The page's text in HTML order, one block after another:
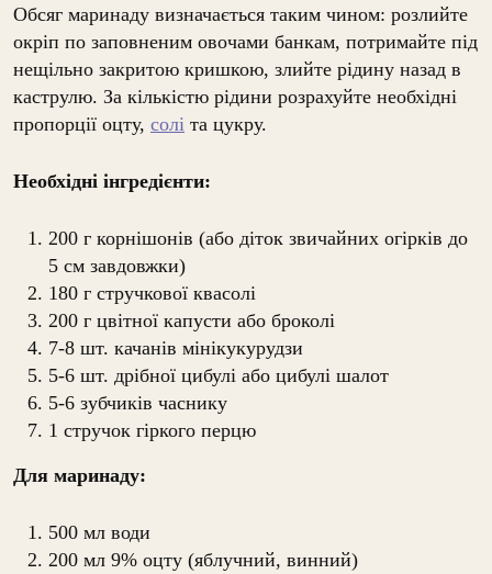
Обсяг маринаду визначається таким чином: розлийте
окріп по заповненим овочами банкам, потримайте під
нещільно закритою кришкою, злийте рідину назад в
каструлю. За кількістю рідини розрахуйте необхідні
пропорції оцту, солі та цукру.
Необхідні інгредієнти:
200 г корнішонів (або діток звичайних огірків до
5 см завдовжки)
180 г стручкової квасолі
200 г цвітної капусти або броколі
7-8 шт. качанів мінікукурудзи
5-6 шт. дрібної цибулі або цибулі шалот
5-6 зубчиків часнику
1 стручок гіркого перцю
Для маринаду:
500 мл води
200 мл 9% оцту (яблучний, винний)